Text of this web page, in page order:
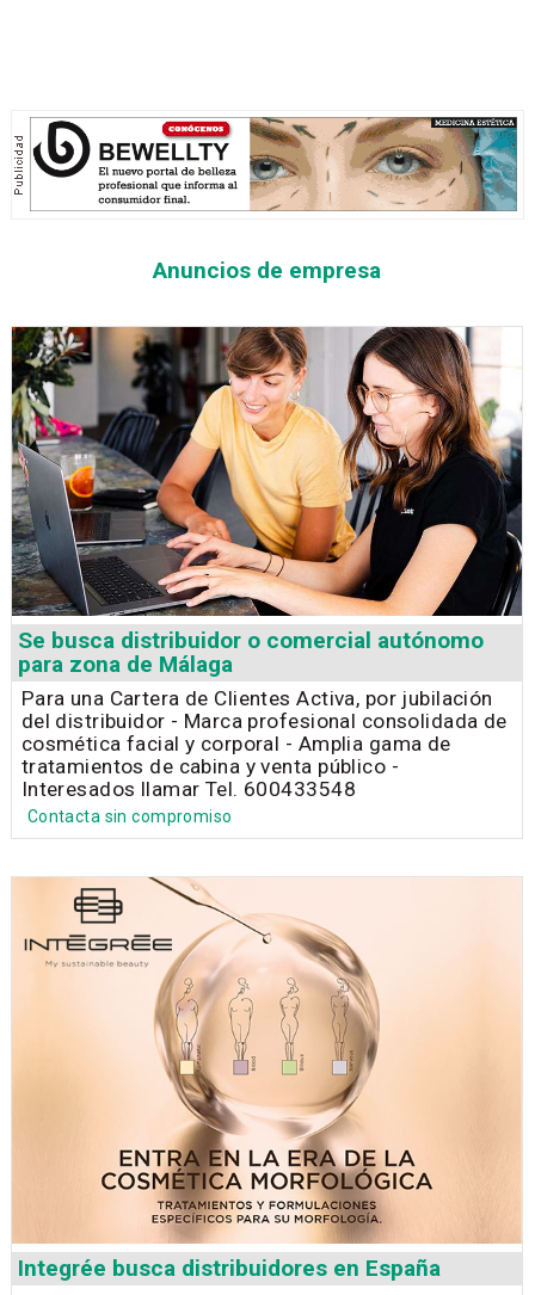
Anuncios de empresa
Se busca distribuidor o comercial autónomo
para zona de Málaga
Para una Cartera de Clientes Activa, por jubilación
del distribuidor - Marca profesional consolidada de
cosmética facial y corporal - Amplia gama de
tratamientos de cabina y venta público -
Interesados llamar Tel. 600433548
Contacta sin compromiso
Integrée busca distribuidores en España